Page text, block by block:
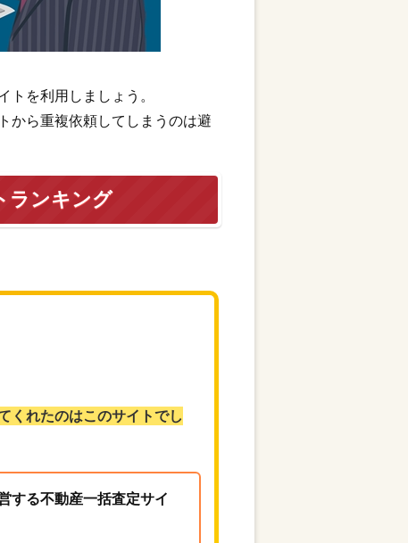
を利用しましょう。
から重複依頼してしまうのは避
ランキング
くれたのはこのサイトでし
する不動産一括査定サイ